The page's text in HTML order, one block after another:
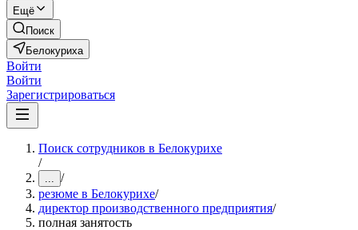
Ещё
Поиск
Белокуриха
Войти
Войти
Зарегистрироваться
Поиск сотрудников в Белокурихе
/
... /
резюме в Белокурихе/
директор производственного предприятия/
полная занятость